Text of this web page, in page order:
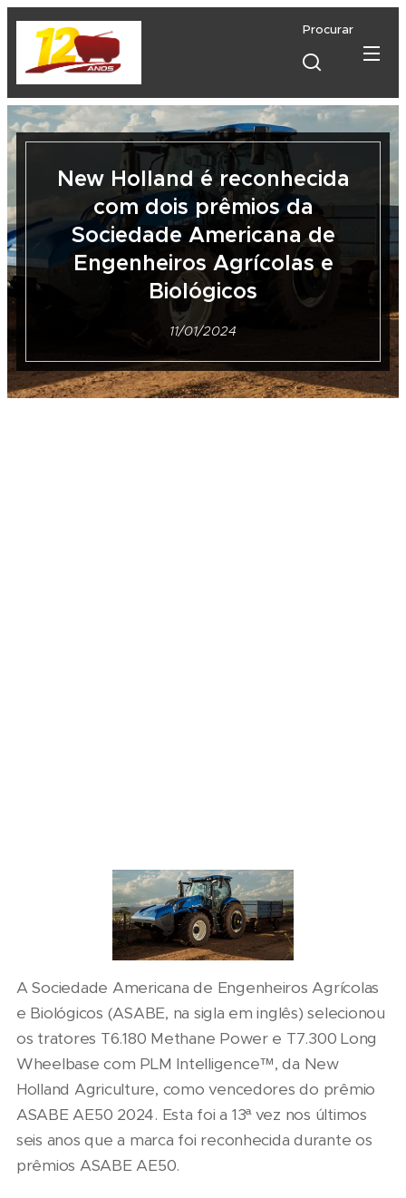
Procurar
New Holland é reconhecida
com dois prêmios da
Sociedade Americana de
Engenheiros Agrícolas e
Biológicos
11/01/2024
A Sociedade Americana de Engenheiros Agrícolas
e Biológicos (ASABE, na sigla em inglês) selecionou
os tratores T6.180 Methane Power e T7.300 Long
Wheelbase com PLM Intelligence™, da New
Holland Agriculture, como vencedores do prêmio
ASABE AE50 2024. Esta foi a 13ª vez nos últimos
seis anos que a marca foi reconhecida durante os
prêmios ASABE AE50.